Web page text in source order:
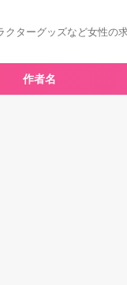
クターグッズなど女性の
作者名